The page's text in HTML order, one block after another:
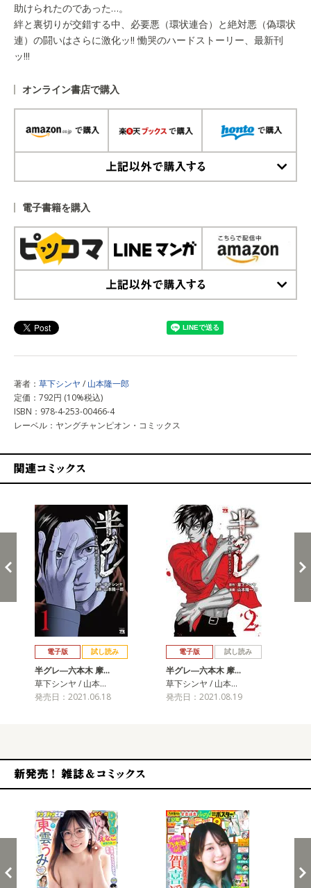
助けられたのであった…。
絆と裏切りが交錯する中、必要悪（環状連合）と絶対悪（偽環状
連）の闘いはさらに激化ッ!! 慟哭のハードストーリー、最新刊
ッ!!!
オンライン書店で購入
電子書籍を購入
著者： 草下シンヤ / 山本隆一郎
定価：792円 (10%税込)
ISBN：978-4-253-00466-4
レーベル：ヤングチャンピオン・コミックス
電子版 試し読み
半グレ―六本木 摩…
草下シンヤ / 山本…
発売日：2021.06.18
電子版 試し読み
半グレ―六本木 摩…
草下シンヤ / 山本…
発売日：2021.08.19